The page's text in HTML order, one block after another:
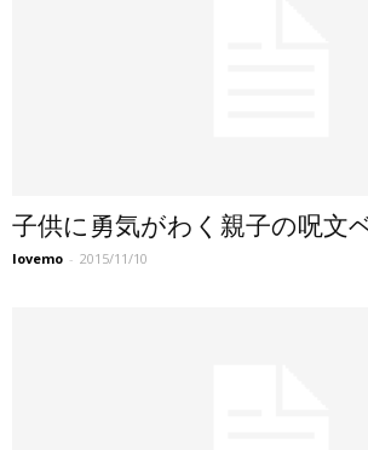
子供に勇気がわく親子の呪文
lovemo - 2015/11/10